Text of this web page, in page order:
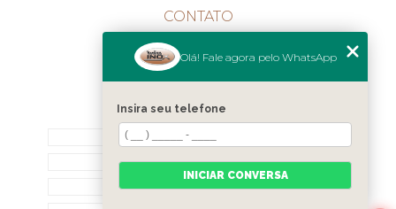
CONTATO
(11) 98189-1344
MENU
HOME
QUEM SOMOS
CONTATO
Olá! Fale agora pelo WhatsApp
Insira seu telefone
INICIAR CONVERSA